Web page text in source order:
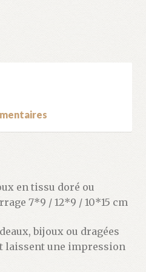
en tissu doré ou
7*9 / 12*9 / 10*15 cm
bijoux ou dragées
laissent une impression